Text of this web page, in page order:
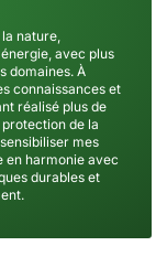
nature,
avec plus
domaines. À
connaissances et
réalisé plus de
de la
mes
en harmonie avec
durables et